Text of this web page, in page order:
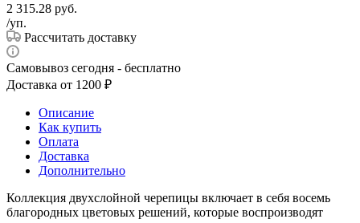
2 315.28 руб.
/уп.
Рассчитать доставку
Самовывоз сегодня - бесплатно
Доставка от 1200 ₽
Описание
Как купить
Оплата
Доставка
Дополнительно
Коллекция двухслойной черепицы включает в себя восемь
благородных цветовых решений, которые воспроизводят